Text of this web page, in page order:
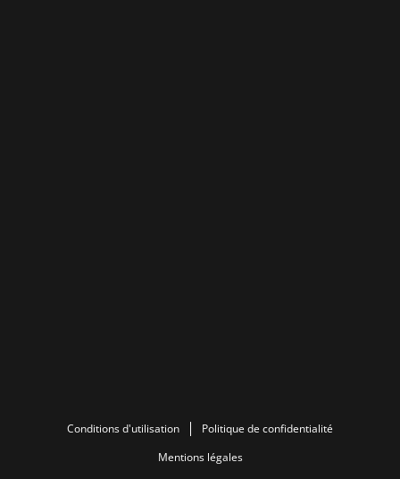
Conditions d'utilisation
Politique de confidentialité
Mentions légales